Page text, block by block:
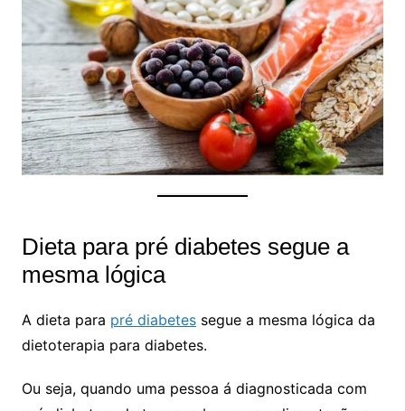
Dieta para pré diabetes segue a
mesma lógica
A dieta para pré diabetessegue a mesma lógica da
dietoterapia para diabetes.
Ou seja, quando uma pessoa á diagnosticada com